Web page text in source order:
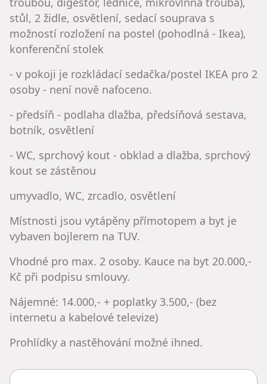
stůl, 2 židle, osvětlení, sedací souprava s
možností rozložení na postel (pohodlná - Ikea),
konferenční stolek
- v pokoji je rozkládací sedačka/postel IKEA pro 2
osoby - není nově nafoceno.
- předsíň - podlaha dlažba, předsíňová sestava,
botník, osvětlení
- WC, sprchový kout - obklad a dlažba, sprchový
kout se zástěnou
umyvadlo, WC, zrcadlo, osvětlení
Místnosti jsou vytápěny přímotopem a byt je
vybaven bojlerem na TUV.
Vhodné pro max. 2 osoby. Kauce na byt 20.000,-
Kč při podpisu smlouvy.
Nájemné: 14.000,- + poplatky 3.500,- (bez
internetu a kabelové televize)
Prohlídky a nastěhování možné ihned.